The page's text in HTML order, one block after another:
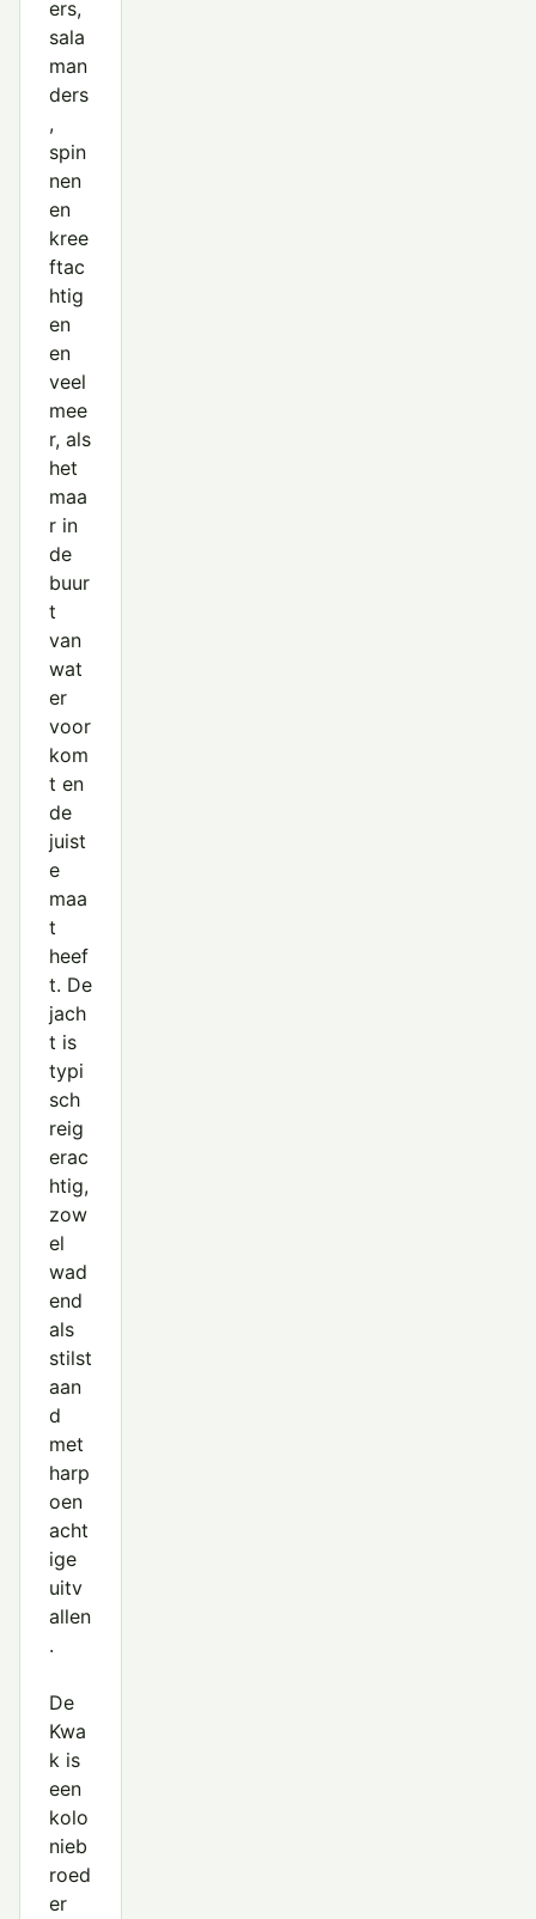
ers,
sala
man
ders
,
spin
nen
en
kree
ftac
htig
en
en
veel
mee
r, als
het
maa
r in
de
buur
t
van
wat
er
voor
kom
t en
de
juist
e
maa
t
heef
t. De
jach
t is
typi
sch
reig
erac
htig,
zow
el
wad
end
als
stilst
aan
d
met
harp
oen
acht
ige
uitv
allen
.
De
Kwa
k is
een
kolo
nieb
roed
er